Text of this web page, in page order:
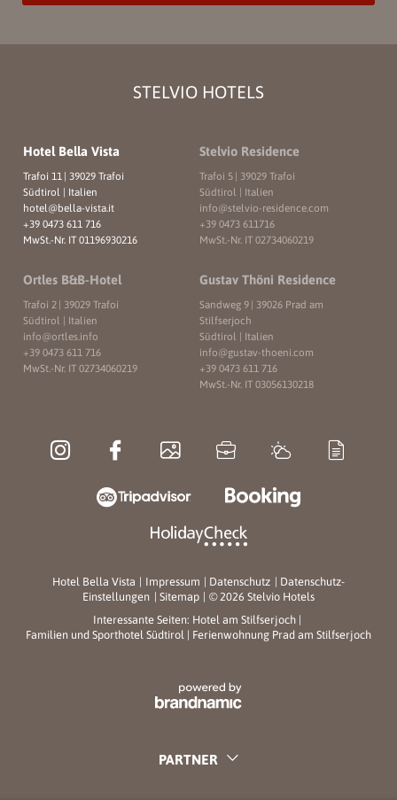
STELVIO HOTELS
Hotel Bella Vista
Trafoi 11 | 39029 Trafoi
Südtirol | Italien
hotel@bella-vista.it
+39 0473 611 716
MwSt.-Nr. IT 01196930216
Stelvio Residence
Trafoi 5 | 39029 Trafoi
Südtirol | Italien
info@stelvio-residence.com
+39 0473 611716
MwSt.-Nr. IT 02734060219
Ortles B&B-Hotel
Trafoi 2 | 39029 Trafoi
Südtirol | Italien
info@ortles. info
+39 0473 611 716
MwSt.-Nr. IT 02734060219
Gustav Thöni Residence
Sandweg 9 | 39026 Prad am
Stilfserjoch
Südtirol | Italien
info@gustav-thoeni.com
+39 0473 611 716
MwSt.-Nr. IT 03056130218
Hotel Bella Vista | Impressum | Datenschutz | Datenschutz-
Einstellungen | Sitemap | © 2026 Stelvio Hotels
Interessante Seiten: Hotel am Stilfserjoch |
Familien und Sporthotel Südtirol | Ferienwohnung Prad am Stilfserjoch
PARTNER